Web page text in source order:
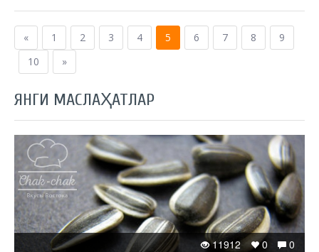
« 1 2 3 4 5 6 7 8
9
10
»
ЯНГИ МАСЛАҲАТЛАР
0
0
11912